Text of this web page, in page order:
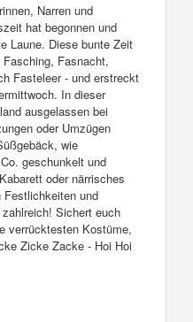
Narren und
hat begonnen und
Laune. Diese bunte Zeit
Fasnacht,
Fasteleer - und erstreckt
In dieser
ausgelassen bei
oder Umzügen
wie
geschunkelt und
oder närrisches
Festlichkeiten und
Sichert euch
verrücktesten Kostüme,
Zicke Zacke - Hoi Hoi